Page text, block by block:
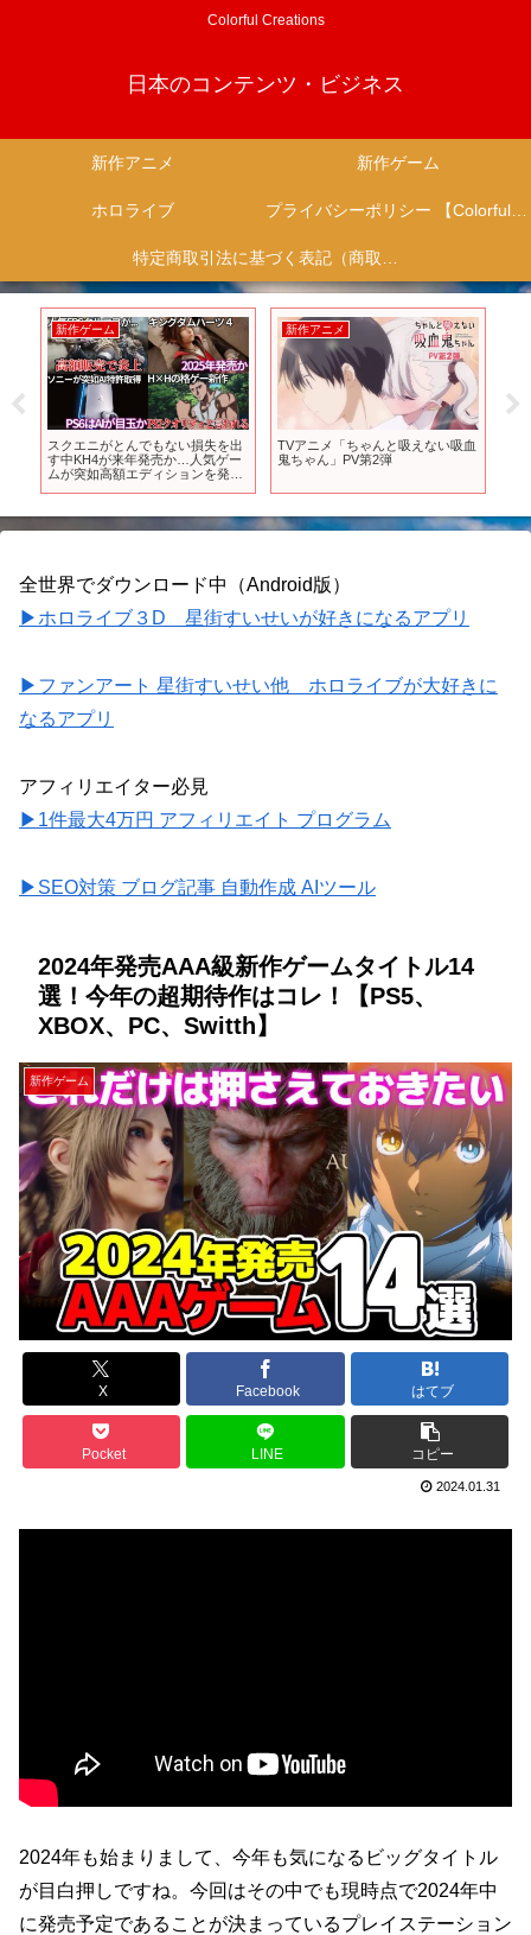
Colorful Creations
日本のコンテンツ・ビジネス
新作アニメ 新作ゲーム
ホロライブ プライバシーポリシー 【Colorful Creation】
特定商取引法に基づく表記（商取引に関する開示）
もない損失を出
発売か…人気ゲー
ィションを発表
なりそう
新作アニメ
TVアニメ「ちゃんと吸えない吸血
鬼ちゃん」PV第2弾
新作アニメ
TVアニメ「レプリカだっ
する。」ティザーPV【
全世界でダウンロード中（Android版）
▶ホロライブ３D 星街すいせいが好きになるアプリ
▶ファンアート 星街すいせい他 ホロライブが大好きに
なるアプリ
アフィリエイター必見
▶1件最大4万円 アフィリエイト プログラム
▶SEO対策 ブログ記事 自動作成 AIツール
2024年発売AAA級新作ゲームタイトル14
選！今年の超期待作はコレ！【PS5、
XBOX、PC、Switth】
新作ゲーム
X Facebook はてブ
Pocket LINE コピー
2024.01.31
2024年も始まりまして、今年も気になるビッグタイトル
が目白押しですね。今回はその中でも現時点で2024年中
に発売予定であることが決まっているプレイステーション